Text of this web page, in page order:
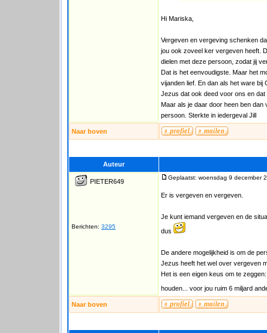
Hi Mariska,
Vergeven en vergeving schenken
jou ook zoveel ker vergeven heeft.
dielen met deze persoon, zodat jij
Dat is het eenvoudigste. Maar het
vijanden lief. En dan als het ware
Jezus dat ook deed voor ons en
Maar als je daar door heen ben dan
persoon. Sterkte in iedergeval Jill
Naar boven
Auteur
PIETER649
Berichten: 3295
Geplaatst: woensdag 9 december
Er is vergeven en vergeven.
Je kunt iemand vergeven en de
dus
De andere mogelijkheid is om de
Jezus heeft het wel over vergeven
Het is een eigen keus om te
houden... voor jou ruim 6 miljard
Naar boven